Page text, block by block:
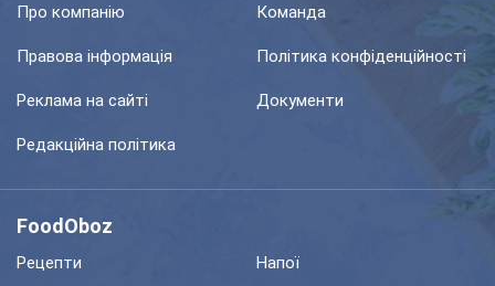
Про компанію Команда
Правова інформація Політика конфіденційності
Реклама на сайті Документи
Редакційна політика
FoodOboz
Рецепти
Напої